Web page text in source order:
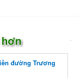
đường Trương